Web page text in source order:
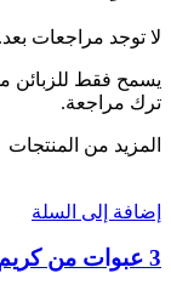
لا توجد مراجعات بعد.
يسمح فقط للزبائن
ترك مراجعة.
المزيد من المنتجات
إضافة إلى السلة
3 عبوات من كريم ديرمافيت